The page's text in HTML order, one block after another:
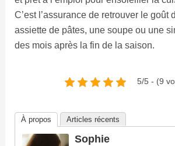
C’est l’assurance de retrouver le goût
assiette de pâtes, une soupe ou une
des mois après la fin de la saison.
5/5 - (9
À propos Articles récents
Sophie